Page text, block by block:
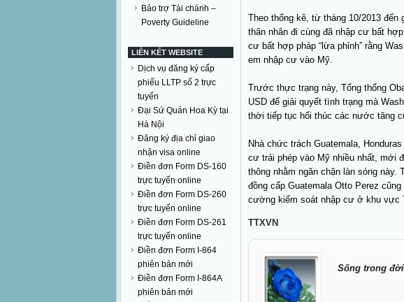
Bảo trợ Tài chánh –
Poverty Guideline
LIÊN KẾT WEBSITE
Dịch vụ đăng ký cấp
phiếu LLTP số 2 trực
tuyến
Đại Sứ Quán Hoa Kỳ tại
Hà Nội
Đăng ký địa chỉ giao
nhận visa online
Điền đơn Form DS-160
trực tuyến online
Điền đơn Form DS-260
trực tuyến online
Điền đơn Form DS-261
trực tuyến online
Điền đơn Form I-864
phiên bản mới
Điền đơn Form I-864A
phiên bản mới
Theo thống kê, từ tháng 10/2013
thân nhân đi cùng đã nhập cư bất
cư bất hợp pháp “lừa phỉnh” rằng
em nhập cư vào Mỹ.
Trước thực trạng này, Tổng thống
USD để giải quyết tình trạng mà
thời tiếp tục hối thúc các nước tăng
Nhà chức trách Guatemala,
cư trái phép vào Mỹ nhiều nhất, mới
thông nhằm ngăn chặn làn sóng này.
đồng cấp Guatemala Otto Perez
cường kiểm soát nhập cư ở khu vực
TTXVN
Sống trong